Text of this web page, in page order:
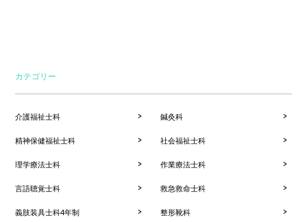
カテゴリー
介護福祉士科 鍼灸科
精神保健福祉士科 社会福祉士科
理学療法士科 作業療法士科
言語聴覚士科 救急救命士科
義肢装具士科4年制 整形靴科